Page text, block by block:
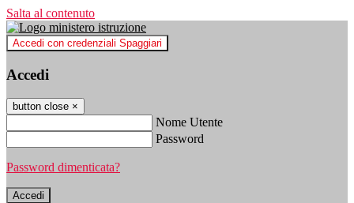
Salta al contenuto
Accedi con credenziali Spaggiari
Accedi
button close ×
Nome Utente
Password
Password dimenticata?